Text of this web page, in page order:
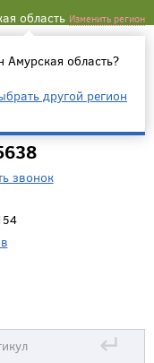
область Изменить регион
Амурская область?
другой регион
звонок
↵